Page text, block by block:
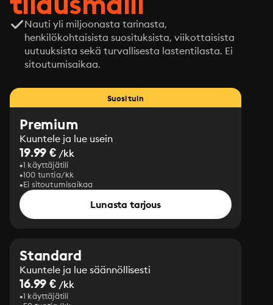
Nauti yli miljoonasta tarinasta,
henkilökohtaisista suosituksista, viikottaisista
uutuuksista sekä turvallisesta lastentilasta. Ei
sitoutumisaikaa.
Suosituin
Premium
Kuuntele ja lue usein
19.99 € /kk
1 käyttäjätili
100 tuntia/kk
Ei sitoutumisaikaa
Lunasta tarjous
Standard
Kuuntele ja lue säännöllisesti
16.99 € /kk
1 käyttäjätili